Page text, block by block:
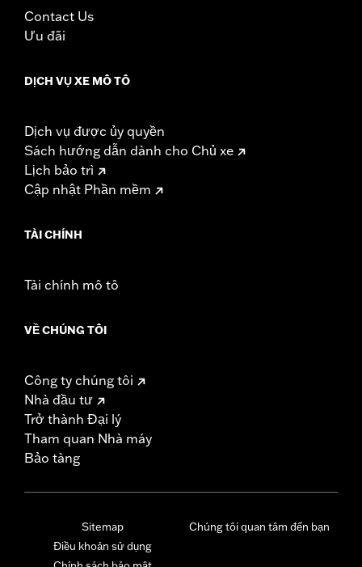
d.com/warranty
Contact Us
Ưu đãi
DỊCH VỤ XE MÔ TÔ
Dịch vụ được ủy quyền
Sách hướng dẫn dành cho Chủ xe
Lịch bảo trì
Cập nhật Phần mềm
TÀI CHÍNH
Tài chính mô tô
VỀ CHÚNG TÔI
Công ty chúng tôi
Nhà đầu tư
Trở thành Đại lý
Tham quan Nhà máy
Bảo tàng
Sitemap
Điều khoản sử dụng
Chúng tôi quan tâm đến bạn